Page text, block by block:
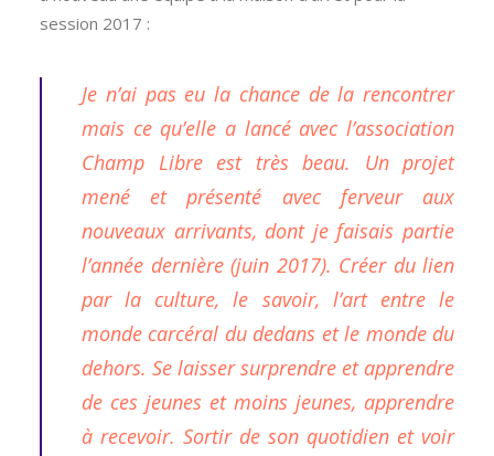
session 2017 :
Je n’ai pas eu la chance de la rencontrer
mais ce qu’elle a lancé avec l’association
Champ Libre est très beau. Un projet
mené et présenté avec ferveur aux
nouveaux arrivants, dont je faisais partie
l’année dernière (juin 2017). Créer du lien
par la culture, le savoir, l’art entre le
monde carcéral du dedans et le monde du
dehors. Se laisser surprendre et apprendre
de ces jeunes et moins jeunes, apprendre
à recevoir. Sortir de son quotidien et voir